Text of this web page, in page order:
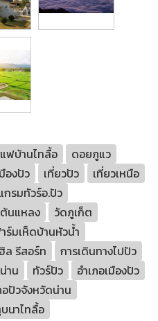
ฟบ้านไทลื้อ
ดอยภูแว
องปัว เที่ยวปัว
เที่ยวเหนือ
กรมทัวร์อ.ปัว
นแหลง
วัดภูเก็ต
ร์มเห็ดบ้านหัวน้ำ
ล รีสอร์ท
การเดินทางไปปัว
าน ทัวร์ปัว
อำเภอเมืองปัว
อปัวจังหวัดน่าน
นาไทลื้อ